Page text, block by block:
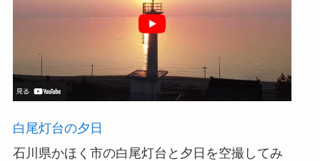
白尾灯台の夕日
石川県かほく市の白尾灯台と夕日を空撮してみ